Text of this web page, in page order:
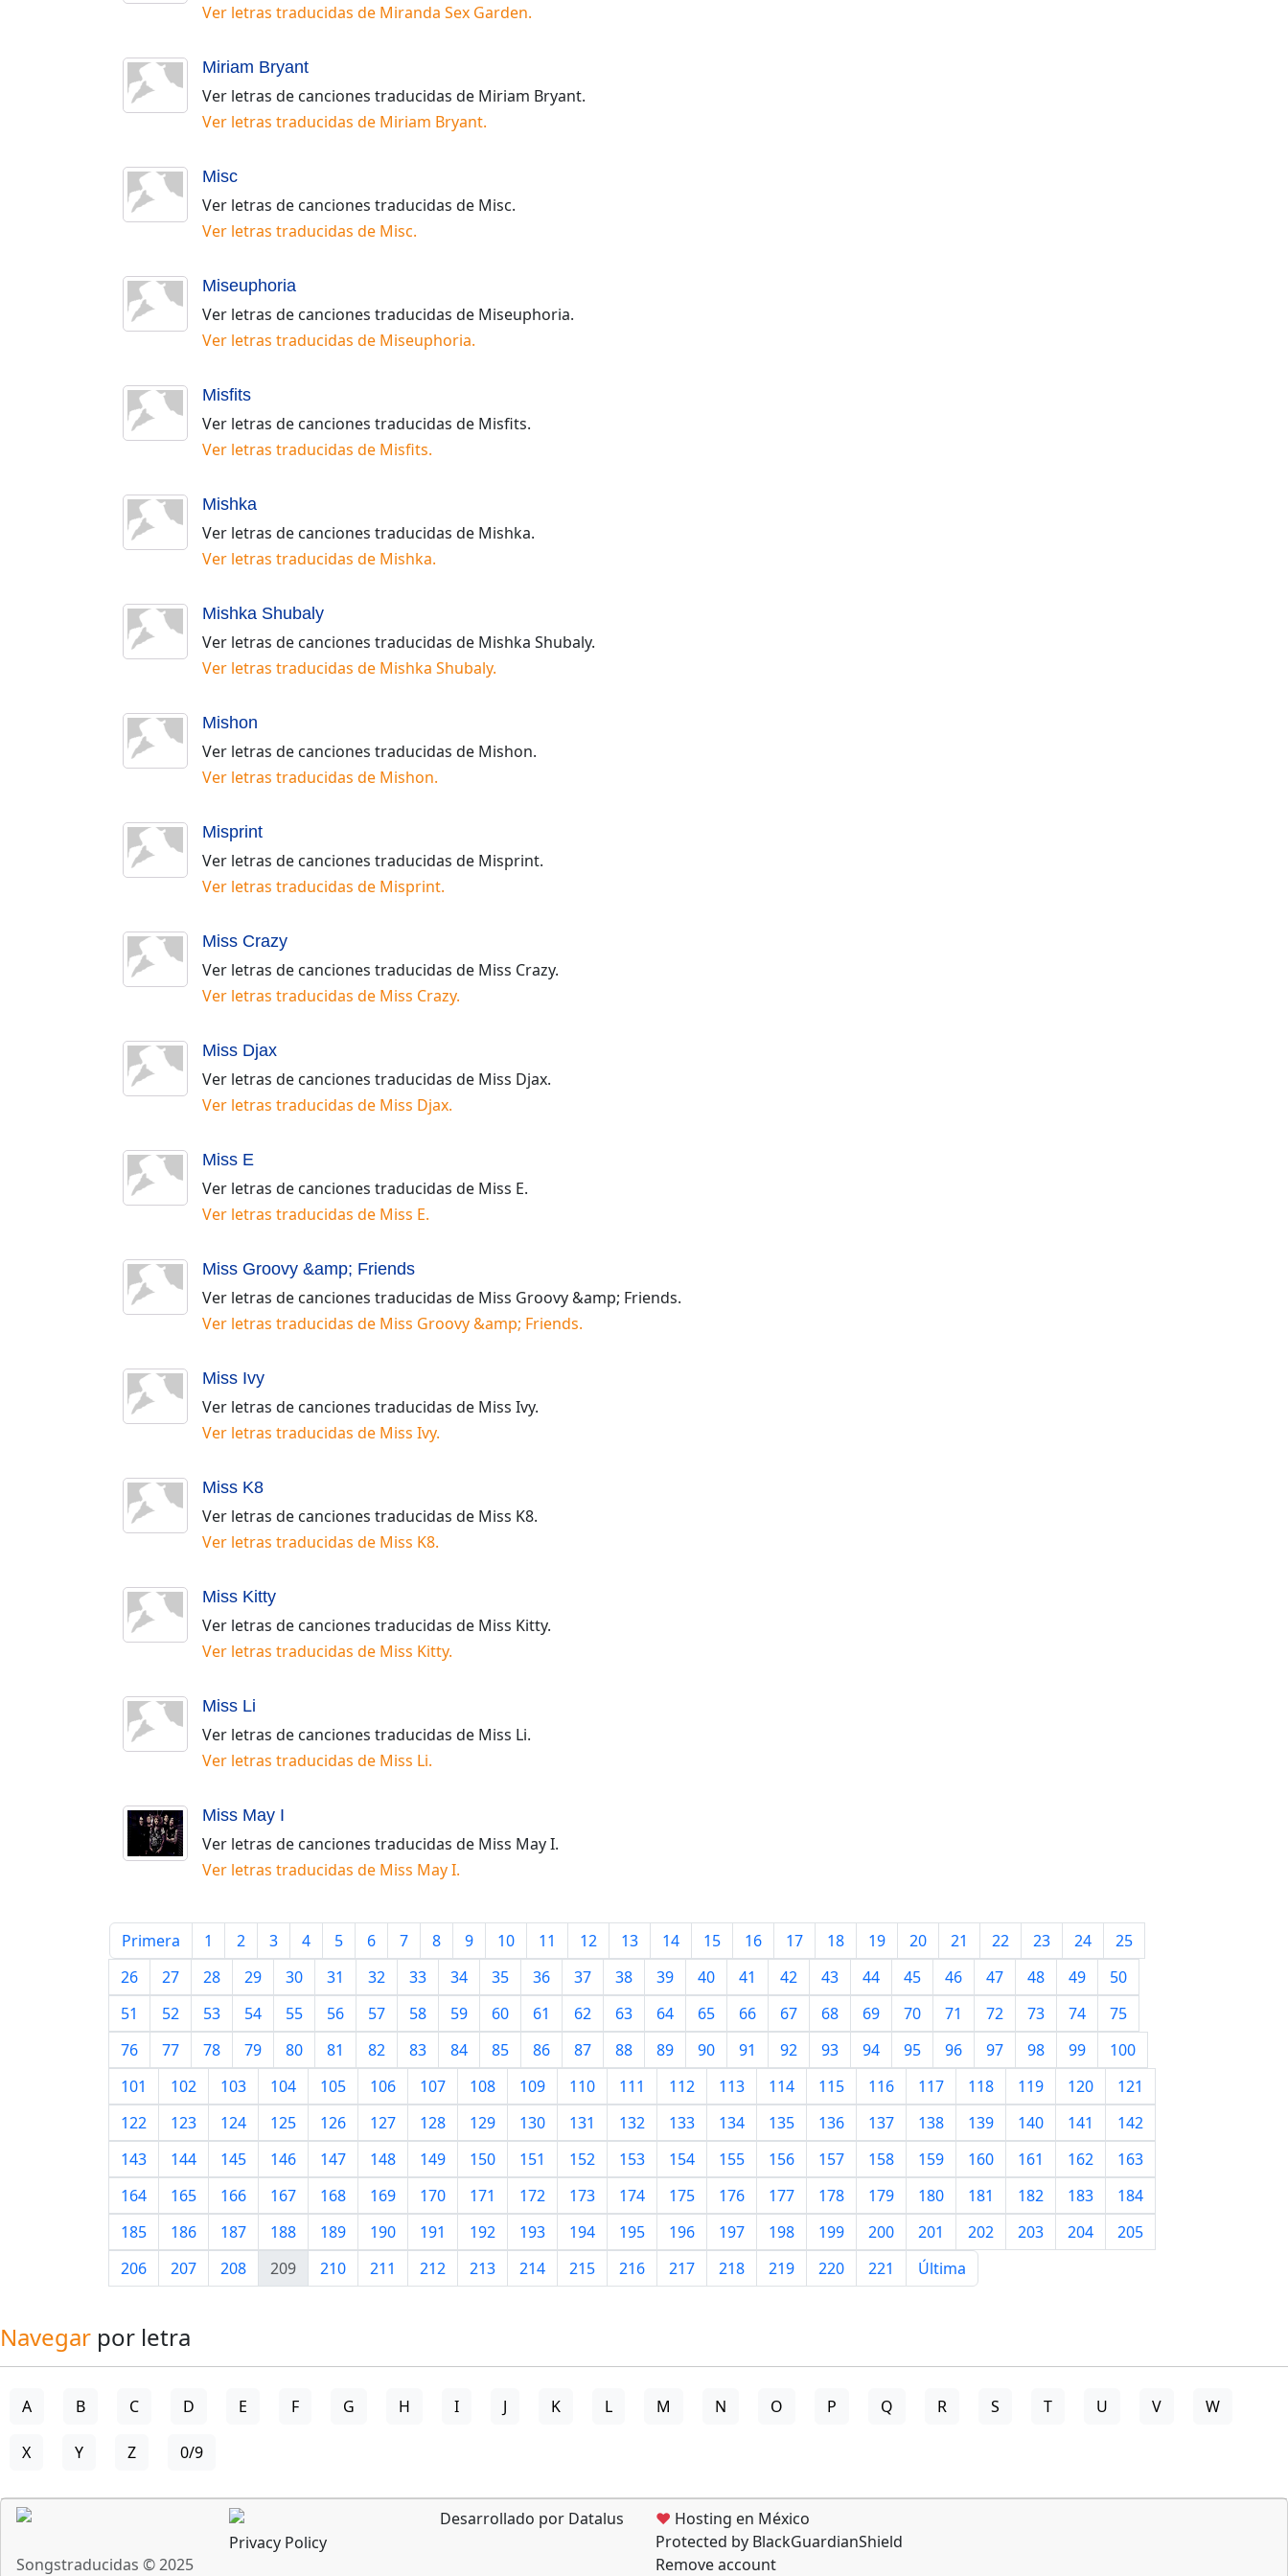
Ver letras traducidas de Miranda Sex Garden.
Miriam Bryant
Ver letras de canciones traducidas de Miriam Bryant.
Ver letras traducidas de Miriam Bryant.
Misc
Ver letras de canciones traducidas de Misc.
Ver letras traducidas de Misc.
Miseuphoria
Ver letras de canciones traducidas de Miseuphoria.
Ver letras traducidas de Miseuphoria.
Misfits
Ver letras de canciones traducidas de Misfits.
Ver letras traducidas de Misfits.
Mishka
Ver letras de canciones traducidas de Mishka.
Ver letras traducidas de Mishka.
Mishka Shubaly
Ver letras de canciones traducidas de Mishka Shubaly.
Ver letras traducidas de Mishka Shubaly.
Mishon
Ver letras de canciones traducidas de Mishon.
Ver letras traducidas de Mishon.
Misprint
Ver letras de canciones traducidas de Misprint.
Ver letras traducidas de Misprint.
Miss Crazy
Ver letras de canciones traducidas de Miss Crazy.
Ver letras traducidas de Miss Crazy.
Miss Djax
Ver letras de canciones traducidas de Miss Djax.
Ver letras traducidas de Miss Djax.
Miss E
Ver letras de canciones traducidas de Miss E.
Ver letras traducidas de Miss E.
Miss Groovy &amp; Friends
Ver letras de canciones traducidas de Miss Groovy &amp; Friends.
Ver letras traducidas de Miss Groovy &amp; Friends.
Miss Ivy
Ver letras de canciones traducidas de Miss Ivy.
Ver letras traducidas de Miss Ivy.
Miss K8
Ver letras de canciones traducidas de Miss K8.
Ver letras traducidas de Miss K8.
Miss Kitty
Ver letras de canciones traducidas de Miss Kitty.
Ver letras traducidas de Miss Kitty.
Miss Li
Ver letras de canciones traducidas de Miss Li.
Ver letras traducidas de Miss Li.
Miss May I
Ver letras de canciones traducidas de Miss May I.
Ver letras traducidas de Miss May I.
Primera 1 2 3 4 5 6 7 8 9 10 11 12 13 14 15 16 17 18 19 20 21 22 23 24
25
26
27 28 29 30 31 32 33 34 35 36 37 38 39 40 41 42 43 44 45 46 47 48 49
50
51
52 53 54 55 56 57 58 59 60 61 62 63 64 65 66 67 68 69 70 71 72 73 74
75
76
77 78 79 80 81 82 83 84 85 86 87 88 89 90 91 92 93 94 95 96 97 98 99
100
101
102 103 104 105 106 107 108 109 110 111 112 113 114 115 116 117 118 119 120
121
122
123 124 125 126 127 128 129 130 131 132 133 134 135 136 137 138 139 140 141
142
143
144 145 146 147 148 149 150 151 152 153 154 155 156 157 158 159 160 161 162
163
164
165 166 167 168 169 170 171 172 173 174 175 176 177 178 179 180 181 182 183
184
185
186 187 188 189 190 191 192 193 194 195 196 197 198 199 200 201 202 203 204
205
206
207 208 209 210 211 212 213 214 215 216 217 218 219 220 221 Última
Navegar por letra
A B C D E F G H I J K L M N O P Q R S T U V W
X Y Z 0/9
Songstraducidas © 2025
Desarrollado por Datalus
Privacy Policy
♥ Hosting en México
Protected by BlackGuardianShield
Remove account